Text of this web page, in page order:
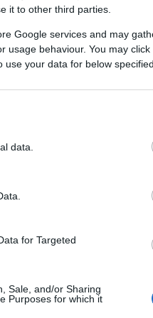
it to other third parties.
Google services and may
usage behaviour. You may
your data for below
data.
for Targeted
Sale, and/or Sharing
Purposes for which it
működik, az
a geopark
és
település
a
Az UNESCO
elősegítsék
mind a turizmus,